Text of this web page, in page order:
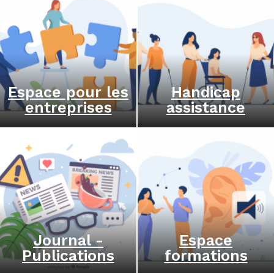
Espace pour les
entreprises
Handicap
assistance
Journal -
Publications
Espace
formations